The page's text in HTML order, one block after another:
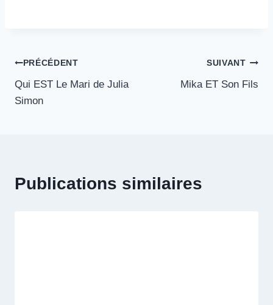
Navigation
de
PRÉCÉDENT
Qui EST Le Mari de Julia
Simon
SUIVANT
Mika ET Son Fils
Publications similaires